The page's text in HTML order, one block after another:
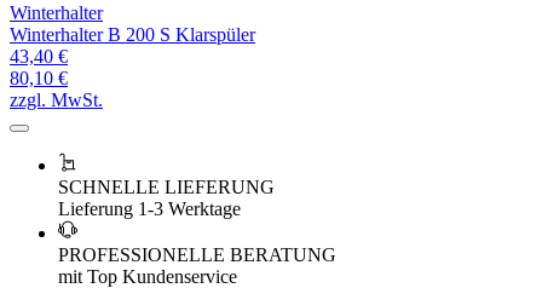
Winterhalter
Winterhalter B 200 S Klarspüler
43,40 €
80,10 €
zzgl. MwSt.
SCHNELLE LIEFERUNG
Lieferung 1-3 Werktage
PROFESSIONELLE BERATUNG
mit Top Kundenservice